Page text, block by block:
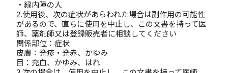
・緑内障の人
2.使用後、次の症状があらわれた場合は副作用の可能性
があるので、直ちに使用を中止し、この文書を持って医
師、薬剤師又は登録販売者に相談してください
関係部位：症状
皮膚：発疹・発赤、かゆみ
目：充血、かゆみ、はれ